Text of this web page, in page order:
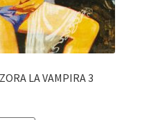
LA VAMPIRA 3